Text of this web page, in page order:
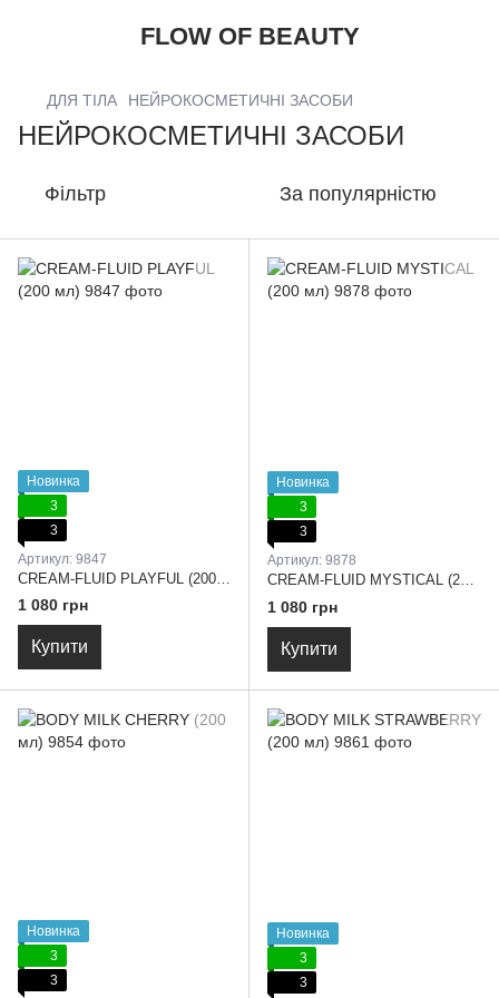
FLOW OF BEAUTY
ДЛЯ ТІЛА НЕЙРОКОСМЕТИЧНІ ЗАСОБИ
НЕЙРОКОСМЕТИЧНІ ЗАСОБИ
Фільтр За популярністю
Новинка
3
3
Артикул: 9847
1 080 грн
Купити
Новинка
3
3
Артикул: 9878
CREAM-FLUID MYSTICAL (200 мл)
1 080 грн
Купити
Новинка
3
3
Новинка
3
3